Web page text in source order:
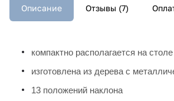
Описание Отзывы (7)
компактно располагается на столе
изготовлена из дерева с
13 положений наклона